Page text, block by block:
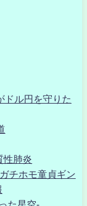
ドル円を守りた
肺炎
チホモ童貞ギン